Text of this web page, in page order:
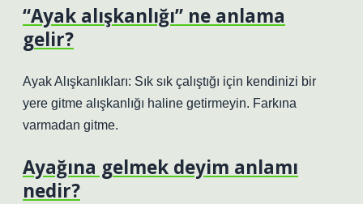
“Ayak alışkanlığı” ne anlama
gelir?
Ayak Alışkanlıkları: Sık sık çalıştığı için kendinizi bir
yere gitme alışkanlığı haline getirmeyin. Farkına
varmadan gitme.
Ayağına gelmek deyim anlamı
nedir?